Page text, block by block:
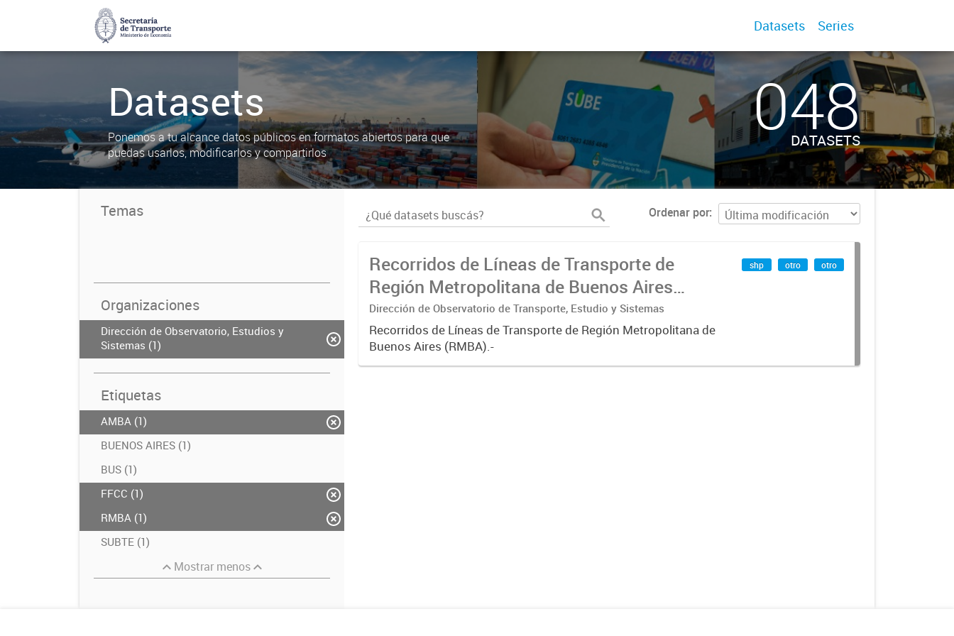
Datasets Series
Datasets
Ponemos a tu alcance datos públicos en formatos abiertos para que
puedas usarlos, modificarlos y compartirlos
048
DATASETS
Temas
Organizaciones
Dirección de Observatorio, Estudios y
Sistemas (1)
Etiquetas
AMBA (1)
BUENOS AIRES (1)
BUS (1)
FFCC (1)
RMBA (1)
SUBTE (1)
Mostrar menos
Ordenar por
Recorridos de Líneas de Transporte de
Región Metropolitana de Buenos Aires
(RMBA)
Dirección de Observatorio de Transporte, Estudio y Sistemas
Recorridos de Líneas de Transporte de Región Metropolitana de
Buenos Aires (RMBA).-
shp otro otro